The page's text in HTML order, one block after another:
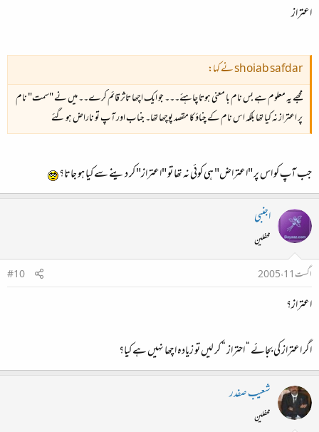
اعتراز
shoiab safdar نے کہا:
مجھے یہ معلوم ہے بس نام با معنی ہوتا چاہئے۔۔۔ جو ایک اچھا تاثر قائم کرے۔۔ میں نے "سمت" نام
پر اعتراز نہ کیا تھا بلکہ اس نام کے چناؤ کا مقصد پوچھا تھا۔ جناب اور آپ تو ناراض ہو گئے
جب آپ کو اس پر "اعتراض" ہی کوئی نہ تھا تو "اعتراز" کر دینے سے کیا ہو جاتا؟
اجنبی
محفلین
اگست 11، 2005
#10
اعتراز؟
اگر اعتراز کی بجائے “ احتراز “ کر لیں تو زیادہ اچھا نہیں ہے کیا؟
شعیب صفدر
محفلین